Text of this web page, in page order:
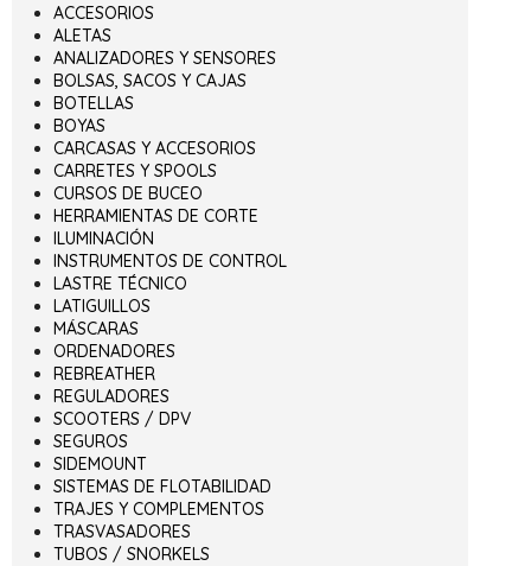
ACCESORIOS
ALETAS
ANALIZADORES Y SENSORES
BOLSAS, SACOS Y CAJAS
BOTELLAS
BOYAS
CARCASAS Y ACCESORIOS
CARRETES Y SPOOLS
CURSOS DE BUCEO
HERRAMIENTAS DE CORTE
ILUMINACIÓN
INSTRUMENTOS DE CONTROL
LASTRE TÉCNICO
LATIGUILLOS
MÁSCARAS
ORDENADORES
REBREATHER
REGULADORES
SCOOTERS / DPV
SEGUROS
SIDEMOUNT
SISTEMAS DE FLOTABILIDAD
TRAJES Y COMPLEMENTOS
TRASVASADORES
TUBOS / SNORKELS